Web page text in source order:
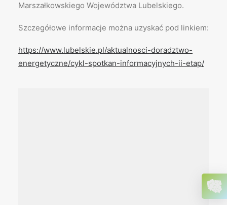
Marszałkowskiego Województwa Lubelskiego.
Szczegółowe informacje można uzyskać pod linkiem:
https://www.lubelskie.pl/aktualnosci-doradztwo-
energetyczne/cykl-spotkan-informacyjnych-ii-etap/